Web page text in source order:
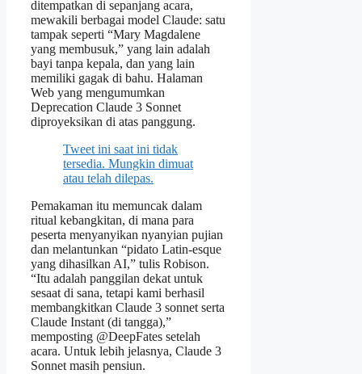
ditempatkan di sepanjang acara,
mewakili berbagai model Claude: satu
tampak seperti “Mary Magdalene
yang membusuk,” yang lain adalah
bayi tanpa kepala, dan yang lain
memiliki gagak di bahu. Halaman
Web yang mengumumkan
Deprecation Claude 3 Sonnet
diproyeksikan di atas panggung.
Tweet ini saat ini tidak
tersedia. Mungkin dimuat
atau telah dilepas.
Pemakaman itu memuncak dalam
ritual kebangkitan, di mana para
peserta menyanyikan nyanyian pujian
dan melantunkan “pidato Latin-esque
yang dihasilkan AI,” tulis Robison.
“Itu adalah panggilan dekat untuk
sesaat di sana, tetapi kami berhasil
membangkitkan Claude 3 sonnet serta
Claude Instant (di tangga),”
memposting @DeepFates setelah
acara. Untuk lebih jelasnya, Claude 3
Sonnet masih pensiun.